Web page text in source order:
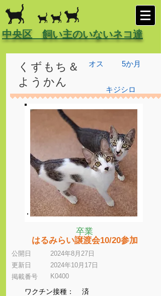
中央区 飼い主のいないネコ達
オス
くずもち＆
ようかん
5か月
キジシロ
卒業
はるみらい譲渡会10/20参加
公開日
更新日
​掲載番号
2024年8月27日
2024年10月17日
K0400
ワクチン接種：
済